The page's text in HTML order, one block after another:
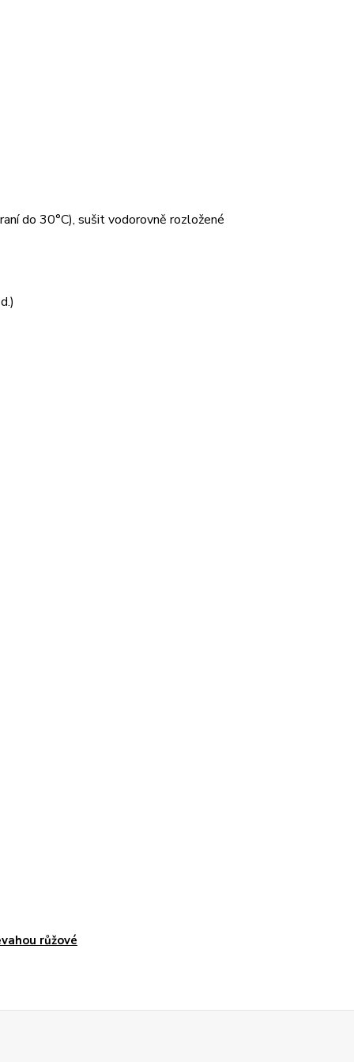
do 30°C), sušit vodorovně rozložené
růžové